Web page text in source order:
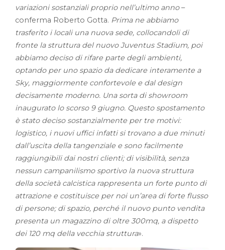
variazioni sostanziali proprio nell’ultimo anno–
conferma Roberto Gotta. Prima ne abbiamo
trasferito i locali una nuova sede, collocandoli di
fronte la struttura del nuovo Juventus Stadium, poi
abbiamo deciso di rifare parte degli ambienti,
optando per uno spazio da dedicare interamente a
Sky, maggiormente confortevole e dal design
decisamente moderno. Una sorta di showroom
inaugurato lo scorso 9 giugno. Questo spostamento
è stato deciso sostanzialmente per tre motivi:
logistico, i nuovi uffici infatti si trovano a due minuti
dall’uscita della tangenziale e sono facilmente
raggiungibili dai nostri clienti; di visibilità, senza
nessun campanilismo sportivo la nuova struttura
della società calcistica rappresenta un forte punto di
attrazione e costituisce per noi un’area di forte flusso
di persone; di spazio, perché il nuovo punto vendita
presenta un magazzino di oltre 300mq, a dispetto
dei 120 mq della vecchia struttura».